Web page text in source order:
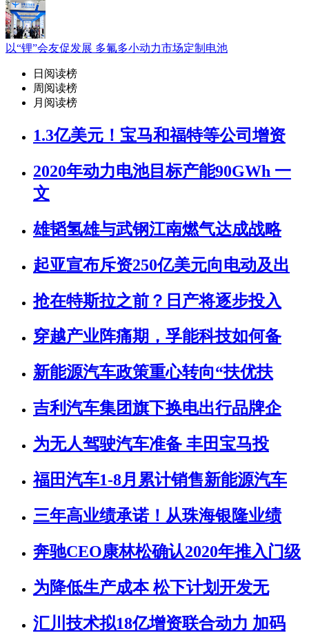
以“锂”会友促发展 多氟多小动力市场定制电池
日阅读榜
周阅读榜
月阅读榜
1.3亿美元！宝马和福特等公司增资
2020年动力电池目标产能90GWh 一
文
雄韬氢雄与武钢江南燃气达成战略
起亚宣布斥资250亿美元向电动及出
抢在特斯拉之前？日产将逐步投入
穿越产业阵痛期，孚能科技如何备
新能源汽车政策重心转向“扶优扶
吉利汽车集团旗下换电出行品牌企
为无人驾驶汽车准备 丰田宝马投
福田汽车1-8月累计销售新能源汽车
三年高业绩承诺！从珠海银隆业绩
奔驰CEO康林松确认2020年推入门级
为降低生产成本 松下计划开发无
汇川技术拟18亿增资联合动力 加码